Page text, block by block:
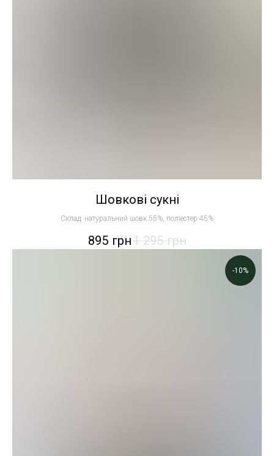
Шовкові сукні
Склад: натуральний шовк 55%, поліестер 45%
895 грн1 295 грн
-10%